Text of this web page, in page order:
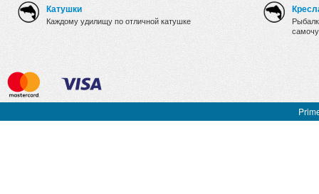
Катушки
Каждому удилищу по отличной катушке